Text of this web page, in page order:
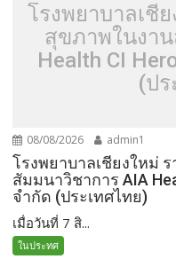
โรงพยาบาลเชี
สุขภาพในงา
Health CI
(ปร
08/08/2026 admin1
โรงพยาบาลเชียงใหม่
สัมมนาวิชาการ AIA
จำกัด (ประเทศไทย)
เมื่อวันที่ 7 สิ...
ในประทศ